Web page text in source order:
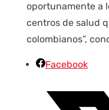
oportunamente a
centros de salud
colombianos”,
Facebook